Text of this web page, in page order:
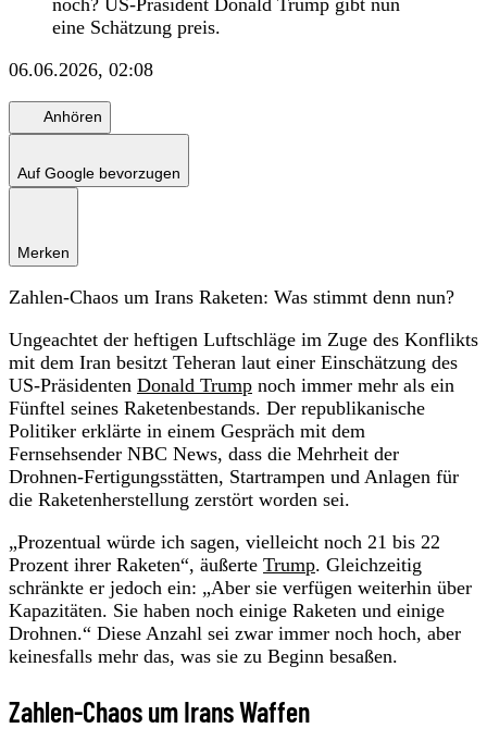
eine Schätzung preis.
06.06.2026, 02:08
Anhören
Auf Google bevorzugen
Merken
Zahlen-Chaos um Irans Raketen: Was stimmt denn nun?
Ungeachtet der heftigen Luftschläge im Zuge des Konflikts
mit dem Iran besitzt Teheran laut einer Einschätzung des
US-Präsidenten Donald Trump noch immer mehr als ein
Fünftel seines Raketenbestands. Der republikanische
Politiker erklärte in einem Gespräch mit dem
Fernsehsender NBC News, dass die Mehrheit der
Drohnen-Fertigungsstätten, Startrampen und Anlagen für
die Raketenherstellung zerstört worden sei.
„Prozentual würde ich sagen, vielleicht noch 21 bis 22
Prozent ihrer Raketen“, äußerte Trump. Gleichzeitig
schränkte er jedoch ein: „Aber sie verfügen weiterhin über
Kapazitäten. Sie haben noch einige Raketen und einige
Drohnen.“ Diese Anzahl sei zwar immer noch hoch, aber
keinesfalls mehr das, was sie zu Beginn besaßen.
Zahlen-Chaos um Irans Waffen